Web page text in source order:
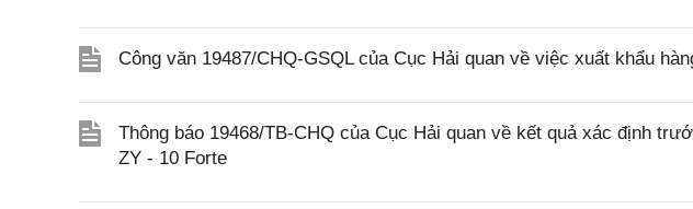
Công văn 19487/CHQ-GSQL của Cục Hải quan về việc xuất khẩu
Thông báo 19468/TB-CHQ của Cục Hải quan về kết quả xác định
ZY - 10 Forte